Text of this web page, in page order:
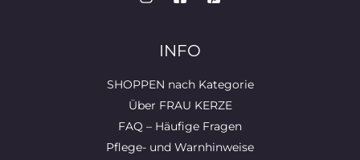
INFO
SHOPPEN nach Kategorie
Über FRAU KERZE
FAQ – Häufige Fragen
Pflege- und Warnhinweise